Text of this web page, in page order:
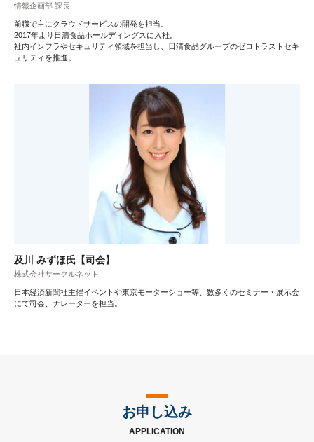
情報企画部 課長
前職で主にクラウドサービスの開発を担当。
2017年より日清食品ホールディングスに入社。
社内インフラやセキュリティ領域を担当し、日清食品グループのゼロトラストセキ
ュリティを推進。
及川 みずほ氏【司会】
株式会社サークルネット
日本経済新聞社主催イベントや東京モーターショー等、数多くのセミナー・展示会
にて司会、ナレーターを担当。
お申し込み
APPLICATION